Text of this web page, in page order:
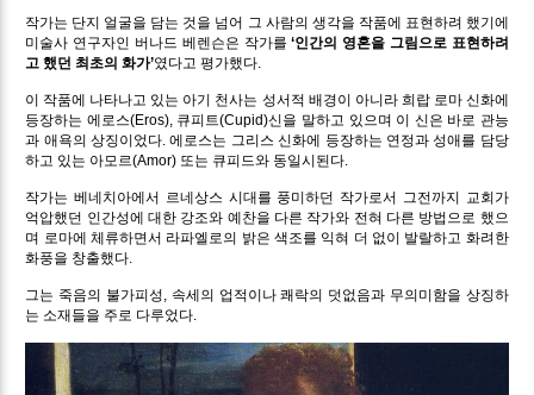
작가는 단지 얼굴을 담는 것을 넘어 그 사람의 생각을 작품에 표현하려 했기에
미술사 연구자인 버나드 베렌슨은 작가를‘인간의 영혼을 그림으로 표현하려
고 했던 최초의 화가’였다고 평가했다.
이 작품에 나타나고 있는 아기 천사는 성서적 배경이 아니라 희랍 로마 신화에
등장하는 에로스(Eros), 큐피트(Cupid)신을 말하고 있으며 이 신은 바로 관능
과 애욕의 상징이었다. 에로스는 그리스 신화에 등장하는 연정과 성애를 담당
하고 있는 아모르(Amor) 또는 큐피드와 동일시된다.
작가는 베네치아에서 르네상스 시대를 풍미하던 작가로서 그전까지 교회가
억압했던 인간성에 대한 강조와 예찬을 다른 작가와 전혀 다른 방법으로 했으
며 로마에 체류하면서 라파엘로의 밝은 색조를 익혀 더 없이 발랄하고 화려한
화풍을 창출했다.
그는 죽음의 불가피성, 속세의 업적이나 쾌락의 덧없음과 무의미함을 상징하
는 소재들을 주로 다루었다.